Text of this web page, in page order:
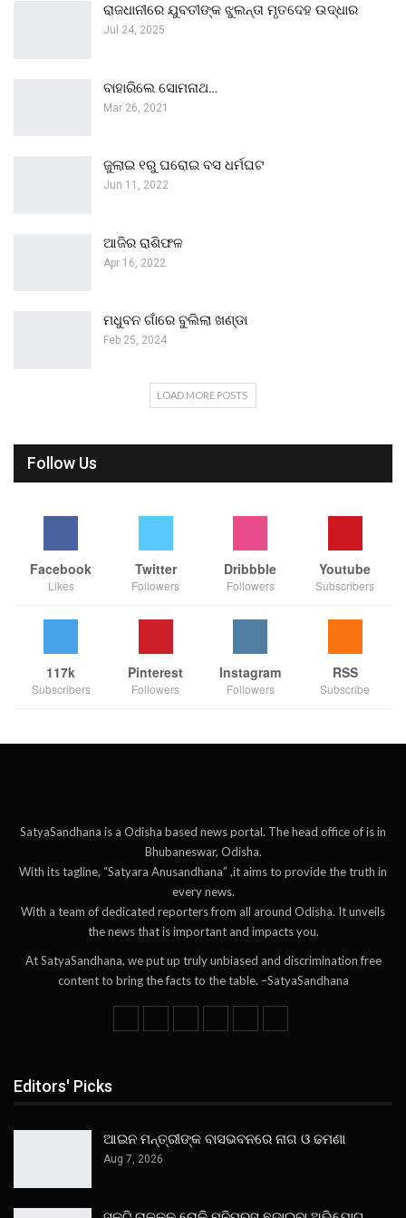
ରାଜଧାନୀରେ ଯୁବତୀଙ୍କ ଝୁଲନ୍ତା ମୃତଦେହ ଉଦ୍ଧାର
Jul 24, 2025
ବାହାରିଲେ ସୋମନାଥ…
Mar 26, 2021
ଜୁଲାଇ ୧ରୁ ଘରୋଇ ବସ ଧର୍ମଘଟ
Jun 11, 2022
ଆଜିର ରାଶିଫଳ
Apr 16, 2022
ମଧୁବନ ଗାଁରେ ବୁଲିଲା ଖଣ୍ଡା
Feb 25, 2024
LOAD MORE POSTS
Follow Us
Facebook
Likes
Twitter
Followers
Dribbble
Followers
Youtube
Subscribers
117k
Subscribers
Pinterest
Followers
Instagram
Followers
RSS
Subscribe
SatyaSandhana is a Odisha based news portal. The head office of is in
Bhubaneswar, Odisha.
With its tagline, “Satyara Anusandhana” ,it aims to provide the truth in
every news.
With a team of dedicated reporters from all around Odisha. It unveils
the news that is important and impacts you.
At SatyaSandhana, we put up truly unbiased and discrimination free
content to bring the facts to the table. –SatyaSandhana
Editors' Picks
ଆଇନ ମନ୍ତ୍ରୀଙ୍କ ବାସଭବନରେ ନାଗ ଓ ଢମଣା
Aug 7, 2026